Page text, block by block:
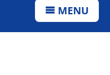
MENU